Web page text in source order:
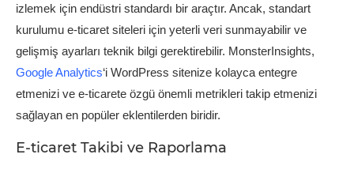
izlemek için endüstri standardı bir araçtır. Ancak, standart
kurulumu e-ticaret siteleri için yeterli veri sunmayabilir ve
gelişmiş ayarları teknik bilgi gerektirebilir. MonsterInsights,
Google Analytics‘i WordPress sitenize kolayca entegre
etmenizi ve e-ticarete özgü önemli metrikleri takip etmenizi
sağlayan en popüler eklentilerden biridir.
E-ticaret Takibi ve Raporlama